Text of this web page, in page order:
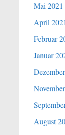
Mai 2021
April 2021
Februar
Januar
August